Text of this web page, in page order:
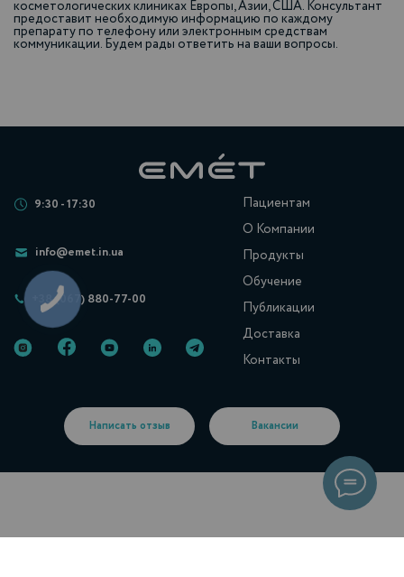
косметологических клиниках Европы, Азии, США. Консультант
предоставит необходимую информацию по каждому
препарату по телефону или электронным средствам
коммуникации. Будем рады ответить на ваши вопросы.
Пациентам
О Компании
Продукты
Обучение
Публикации
Доставка
Контакты
9:30 - 17:30
info@emet.in.ua
+38 (067) 880-77-00
Написать отзыв Вакансии